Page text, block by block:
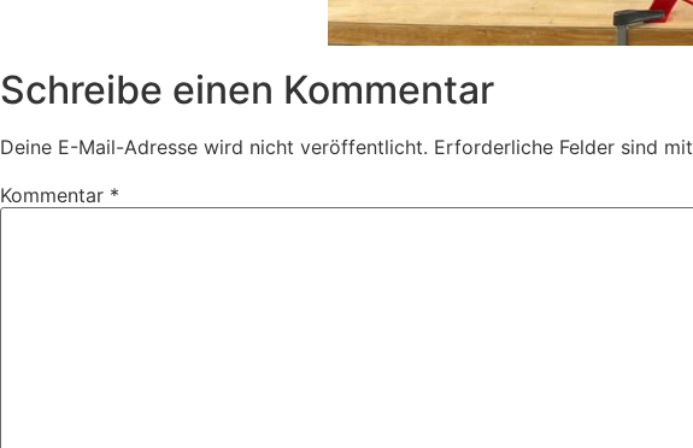
Schreibe einen Kommentar
Deine E-Mail-Adresse wird nicht veröffentlicht. Erforderliche Felder sind mit
Kommentar *